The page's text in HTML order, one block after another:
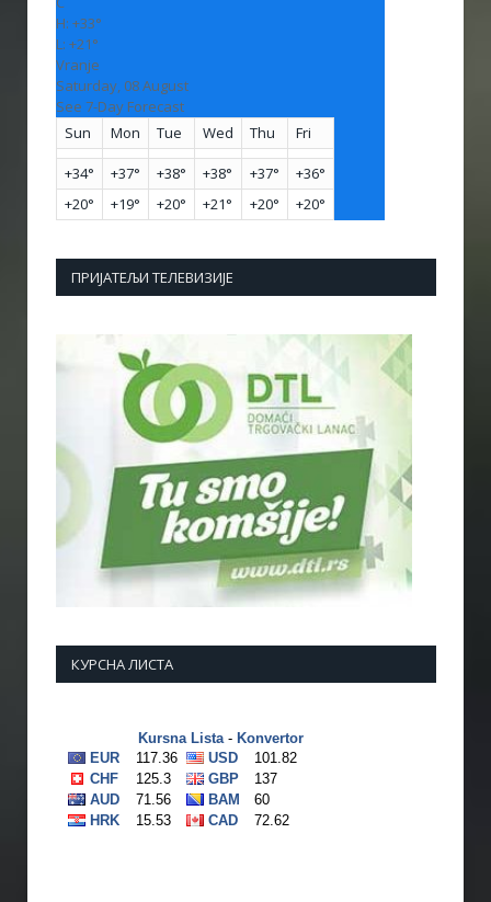
H: +33°
L: +21°
Vranje
Saturday, 08 August
See 7-Day Forecast
Sun
Mon Tue Wed Thu Fri
+34° +37° +38° +38° +37° +36°
+20° +19° +20° +21° +20° +20°
ПРИЈАТЕЉИ ТЕЛЕВИЗИЈЕ
КУРСНА ЛИСТА